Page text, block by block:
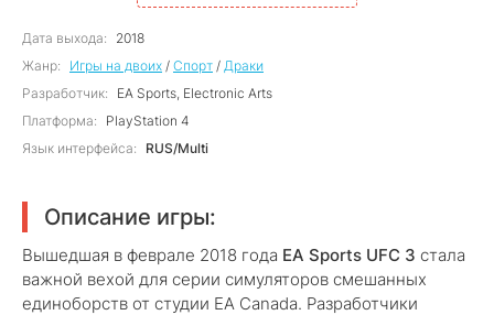
Дата выхода:
2018
Жанр:
Игры на двоих / Спорт / Драки
Разработчик:
EA Sports, Electronic Arts
Платформа:
PlayStation 4
Язык интерфейса:
RUS/Multi
Описание игры:
Вышедшая в феврале 2018 года EA Sports UFC 3 стала
важной вехой для серии симуляторов смешанных
единоборств от студии EA Canada. Разработчики